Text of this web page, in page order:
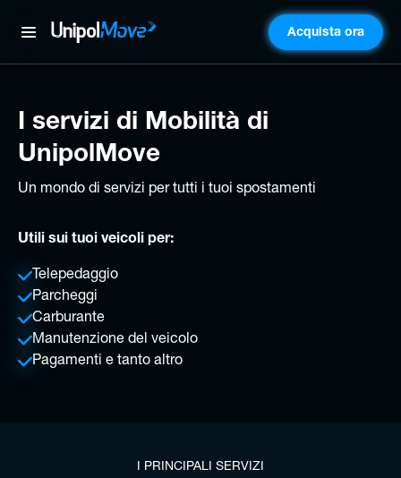
UnipolMove Acquista ora
I servizi di Mobilità di
UnipolMove
Un mondo di servizi per tutti i tuoi spostamenti
Utili sui tuoi veicoli per:
Telepedaggio
Parcheggi
Carburante
Manutenzione del veicolo
Pagamenti e tanto altro
I PRINCIPALI SERVIZI